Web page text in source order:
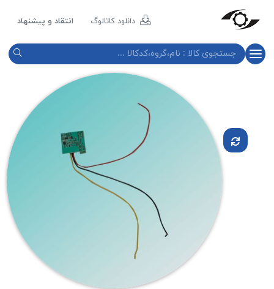
دانلود کاتالوگ انتقاد و پیشنهاد